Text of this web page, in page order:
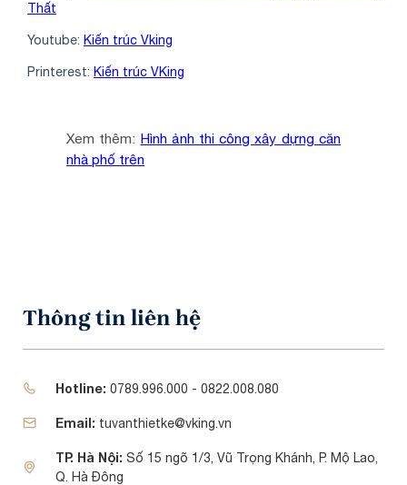
Thất
Youtube: Kiến trúc Vking
Printerest: Kiến trúc VKing
Xem thêm: Hình ảnh thi công xây dựng căn
nhà phố trên
Thông tin liên hệ
Hotline: 0789.996.000 - 0822.008.080
Email: tuvanthietke@vking.vn
TP. Hà Nội: Số 15 ngõ 1/3, Vũ Trọng Khánh, P. Mộ Lao,
Q. Hà Đông